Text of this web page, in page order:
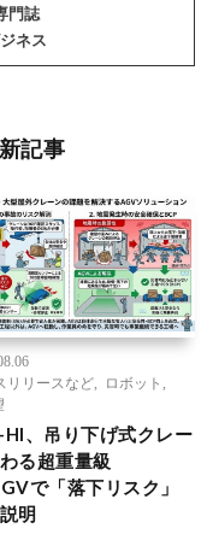
門誌
ネス
記事
リリースなど
ロボット
HI、吊り下げ式クレー
る超重量級
で「落下リスク」
明